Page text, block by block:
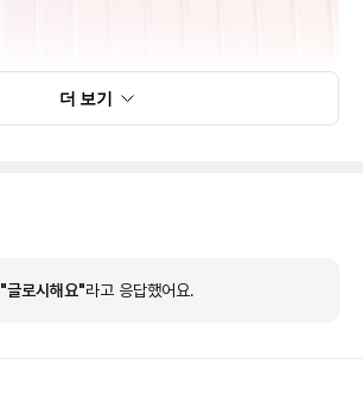
더 보기
"글로시해요"라고 응답했어요.